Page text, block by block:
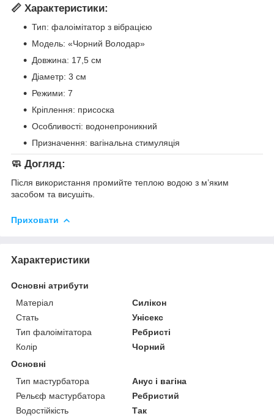
📏 Характеристики:
Тип: фалоімітатор з вібрацією
Модель: «Чорний Володар»
Довжина: 17,5 см
Діаметр: 3 см
Режими: 7
Кріплення: присоска
Особливості: водонепроникний
Призначення: вагінальна стимуляція
🧼 Догляд:
Після використання промийте теплою водою з м’яким
засобом та висушіть.
Приховати
Характеристики
Основні атрибути
Матеріал
Силікон
Стать
Унісекс
Тип фалоімітатора
Ребристі
Колір
Чорний
Основні
Тип мастурбатора
Анус і вагіна
Рельєф мастурбатора
Ребристий
Водостійкість
Так